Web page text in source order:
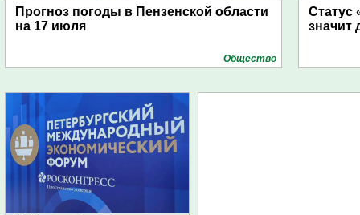
Прогноз погоды в Пензенской области
на 17 июля
Общество
Статус
значит